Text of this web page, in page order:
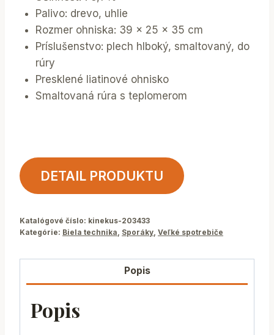
Palivo: drevo, uhlie
Rozmer ohniska: 39 x 25 x 35 cm
Príslušenstvo: plech hlboký, smaltovaný, do
rúry
Presklené liatinové ohnisko
Smaltovaná rúra s teplomerom
DETAIL PRODUKTU
Katalógové číslo: kinekus-203433
Kategórie: Biela technika Sporáky Veľké spotrebiče
Popis
Popis